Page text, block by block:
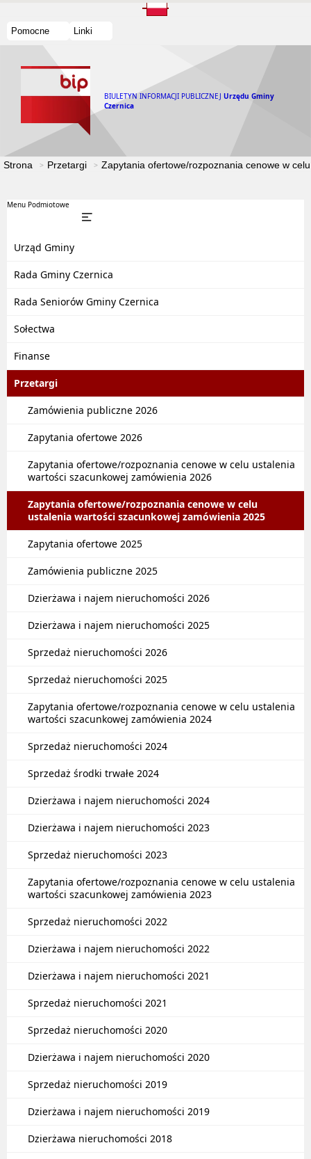
Pomocne Linki
BIULETYN INFORMACJI PUBLICZNEJ Urzędu Gminy
Czernica
Strona Przetargi Zapytania ofertowe/rozpoznania cenowe w
Menu Podmiotowe
Urząd Gminy
Rada Gminy Czernica
Rada Seniorów Gminy Czernica
Sołectwa
Finanse
Przetargi
Zamówienia publiczne 2026
Zapytania ofertowe 2026
Zapytania ofertowe/rozpoznania cenowe w celu ustalenia
wartości szacunkowej zamówienia 2026
Zapytania ofertowe/rozpoznania cenowe w celu
ustalenia wartości szacunkowej zamówienia 2025
Zapytania ofertowe 2025
Zamówienia publiczne 2025
Dzierżawa i najem nieruchomości 2026
Dzierżawa i najem nieruchomości 2025
Sprzedaż nieruchomości 2026
Sprzedaż nieruchomości 2025
Zapytania ofertowe/rozpoznania cenowe w celu ustalenia
wartości szacunkowej zamówienia 2024
Sprzedaż nieruchomości 2024
Sprzedaż środki trwałe 2024
Dzierżawa i najem nieruchomości 2024
Dzierżawa i najem nieruchomości 2023
Sprzedaż nieruchomości 2023
Zapytania ofertowe/rozpoznania cenowe w celu ustalenia
wartości szacunkowej zamówienia 2023
Sprzedaż nieruchomości 2022
Dzierżawa i najem nieruchomości 2022
Dzierżawa i najem nieruchomości 2021
Sprzedaż nieruchomości 2021
Sprzedaż nieruchomości 2020
Dzierżawa i najem nieruchomości 2020
Sprzedaż nieruchomości 2019
Dzierżawa i najem nieruchomości 2019
Dzierżawa nieruchomości 2018